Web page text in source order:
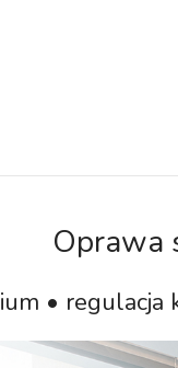
Oprawa
• regulacja